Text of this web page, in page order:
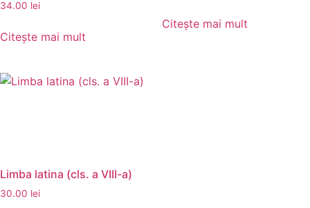
34.00 lei
Citește mai mult
Citește mai mult
Limba latina (cls. a VIII-a)
30.00 lei